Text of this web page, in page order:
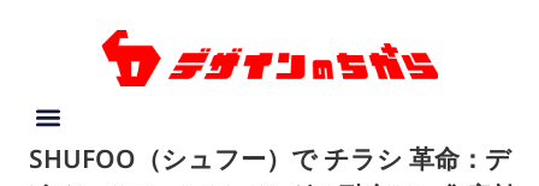
SHUFOO（シュフー）で チラシ 革命：デ